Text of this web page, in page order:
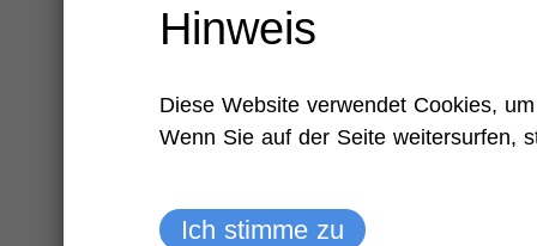
Hinweis
Diese Website verwendet Cookies,
Wenn Sie auf der Seite weitersurfen,
Ich stimme zu